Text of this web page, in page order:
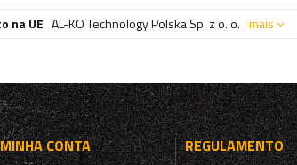
na UE AL-KO Technology Polska Sp. z o. o. mais
MINHA CONTA REGULAMENTO